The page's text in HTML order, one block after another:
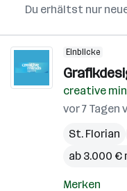
Du erhältst nur
Einblicke
creative
vor 7
St. Florian
ab 3.000
Merken